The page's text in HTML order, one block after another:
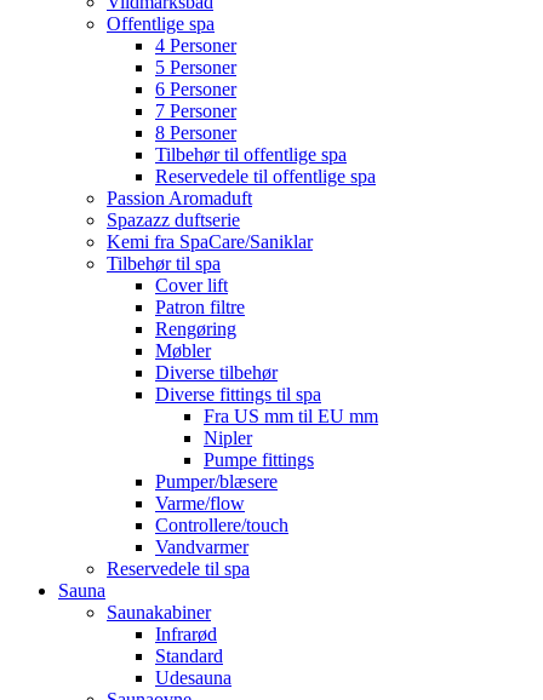
Offentlige spa
4 Personer
5 Personer
6 Personer
7 Personer
8 Personer
Tilbehør til offentlige spa
Reservedele til offentlige spa
Passion Aromaduft
Spazazz duftserie
Kemi fra SpaCare/Saniklar
Tilbehør til spa
Cover lift
Patron filtre
Rengøring
Møbler
Diverse tilbehør
Diverse fittings til spa
Fra US mm til EU mm
Nipler
Pumpe fittings
Pumper/blæsere
Varme/flow
Controllere/touch
Vandvarmer
Reservedele til spa
Sauna
Saunakabiner
Infrarød
Standard
Udesauna